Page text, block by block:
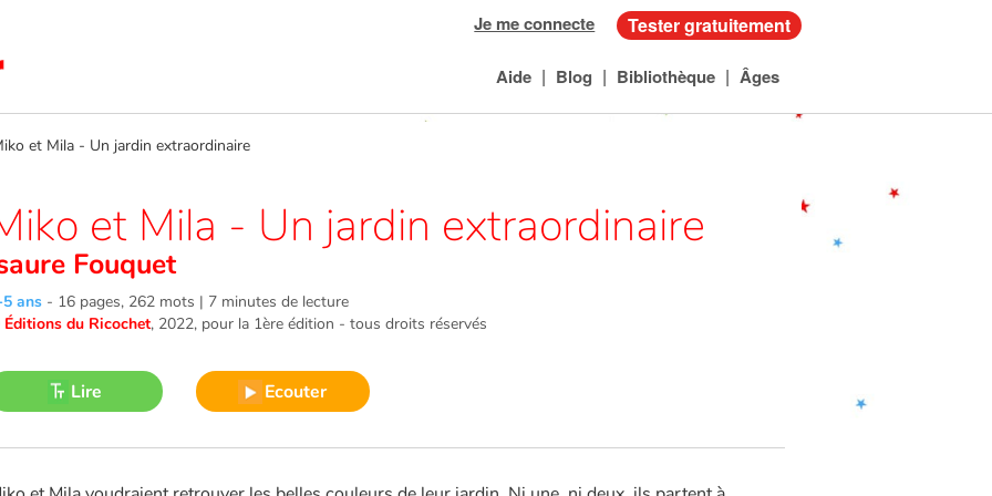
Je me connecte Tester gratuitement
Aide | Blog | Bibliothèque | Âges
et Mila - Un jardin extraordinaire
et Mila - Un jardin extraordinaire
Fouquet
ans - 16 pages, 262 mots | 7 minutes de lecture
Éditions du Ricochet, 2022, pour la 1ère édition - tous droits réservés
Lire Ecouter